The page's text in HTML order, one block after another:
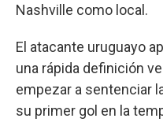
Nashville como local.
El atacante uruguayo
una rápida definición
empezar a sentenciar
su primer gol en la